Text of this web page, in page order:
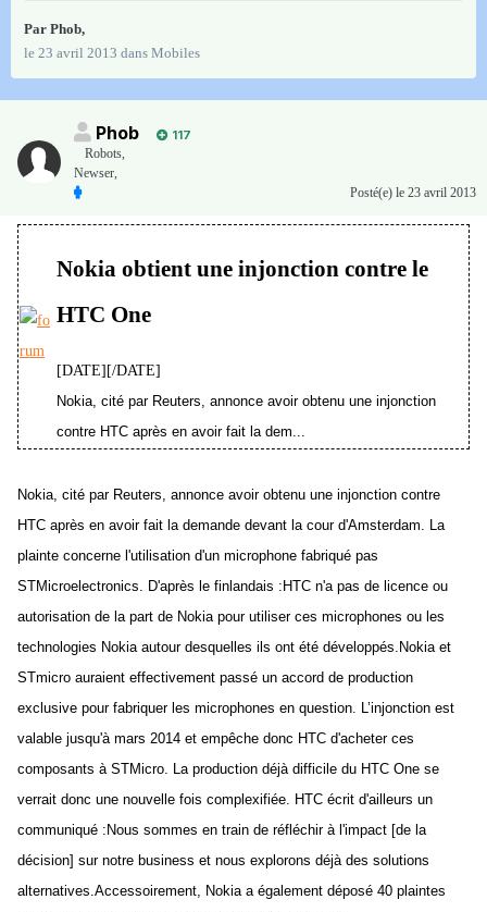
Par Phob,
le 23 avril 2013 dans Mobiles
Phob
117
Robots,
Newser,
Posté(e) le 23 avril 2013
Nokia obtient une injonction contre le
HTC One
[DATE][/DATE]
Nokia, cité par Reuters, annonce avoir obtenu une injonction
contre HTC après en avoir fait la dem...
Nokia, cité par Reuters, annonce avoir obtenu une injonction contre
HTC après en avoir fait la demande devant la cour d'Amsterdam. La
plainte concerne l'utilisation d'un microphone fabriqué pas
STMicroelectronics. D'après le finlandais :HTC n'a pas de licence ou
autorisation de la part de Nokia pour utiliser ces microphones ou les
technologies Nokia autour desquelles ils ont été développés.Nokia et
STmicro auraient effectivement passé un accord de production
exclusive pour fabriquer les microphones en question. L’injonction est
valable jusqu'à mars 2014 et empêche donc HTC d'acheter ces
composants à STMicro. La production déjà difficile du HTC One se
verrait donc une nouvelle fois complexifiée. HTC écrit d'ailleurs un
communiqué :Nous sommes en train de réfléchir à l'impact [de la
décision] sur notre business et nous explorons déjà des solutions
alternatives.Accessoirement, Nokia a également déposé 40 plaintes